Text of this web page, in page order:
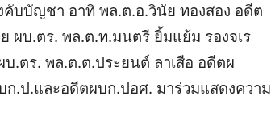
บบัญชา อาทิ พล.ต.อ.วินัย ทองสอง อดีต
ผบ.ตร. พล.ต.ท.มนตรี ยิ้มแย้ม รองจเร
.ตร. พล.ต.ต.ประยนต์ ลาเสือ อดีตผ
.ป.และอดีตผบก.ปอศ. มาร่วมแสดงความ